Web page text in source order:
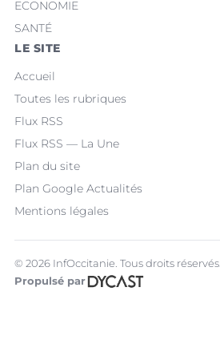
ECONOMIE
SANTÉ
LE SITE
Accueil
Toutes les rubriques
Flux RSS
Flux RSS — La Une
Plan du site
Plan Google Actualités
Mentions légales
© 2026 InfOccitanie. Tous droits réservés.
Propulsé par